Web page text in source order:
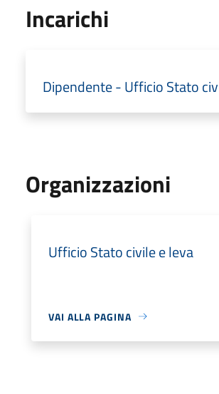
Incarichi
Dipendente - Ufficio Stato
Organizzazioni
Ufficio Stato civile e leva
VAI ALLA PAGINA